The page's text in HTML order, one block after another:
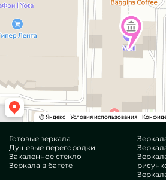
Готовые зеркала
Душевые перегородки
Закаленное стекло
Зеркала в багете